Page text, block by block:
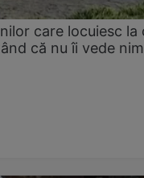
care locuiesc la
că nu îi vede